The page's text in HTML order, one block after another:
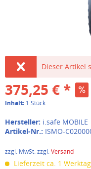
Dieser Artikel
375,25 € *
Inhalt: 1 Stück
Hersteller: i.safe MOBILE
Artikel-Nr.: ISMO-
zzgl. MwSt. zzgl.Versand
Lieferzeit ca. 1